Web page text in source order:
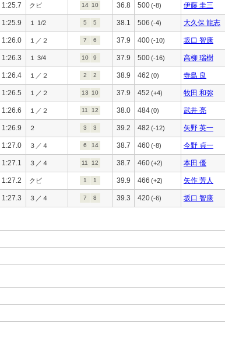
1:25.7 クビ 14 10 36.8 500(-8) 伊藤 圭三
1:25.9 １ 1/2 5 5 38.1 506 (-4) 大久保 龍志
1:26.0 １／２ 7 6 37.9 400(-10) 坂口 智康
1:26.3 １ 3/4 10 9 37.9 500(-16) 高柳 瑞樹
1:26.4 １／２ 2 2 38.9 462 (0) 寺島 良
1:26.5 １／２ 13 10 37.9 452 (+4) 牧田 和弥
1:26.6 １／２ 11 12 38.0 484(0) 武井 亮
1:26.9 ２ 3 3 39.2 482 (-12) 矢野 英一
1:27.0 ３／４ 6 14 38.7 460(-8) 今野 貞一
1:27.1 ３／４ 11 12 38.7 460(+2) 本田 優
1:27.2 クビ 1 1 39.9 466 (+2) 矢作 芳人
1:27.3 ３／４ 7 8 39.3 420(-6) 坂口 智康